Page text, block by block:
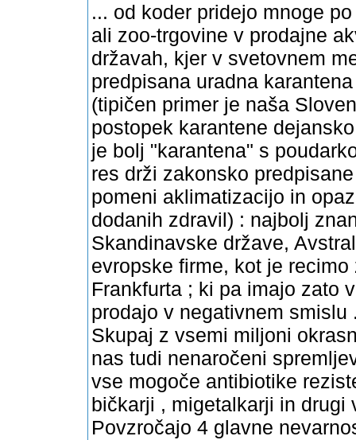
... od koder pridejo mnoge
ali zoo-trgovine v prodajne
državah, kjer v svetovnem
predpisana uradna
(tipičen primer je naša
postopek karantene
je bolj "karantena" s
res drži zakonsko
pomeni aklimatizacijo in
dodanih zdravil) : najbolj
Skandinavske države,
evropske firme, kot je
Frankfurta ; ki pa imajo zato
prodajo v negativnem smislu
Skupaj z vsemi miljoni
nas tudi nenaročeni
vse mogoče antibiotike
bičkarji , migetalkarji in
Povzročajo 4 glavne